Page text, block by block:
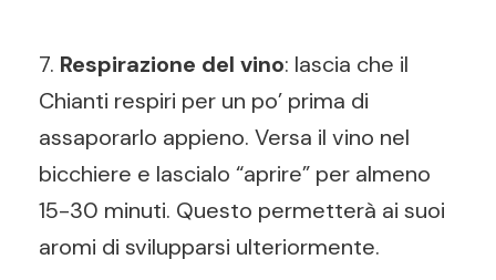
7. Respirazione del vino: lascia che il
Chianti respiri per un po’ prima di
assaporarlo appieno. Versa il vino nel
bicchiere e lascialo “aprire” per almeno
15-30 minuti. Questo permetterà ai suoi
aromi di svilupparsi ulteriormente.